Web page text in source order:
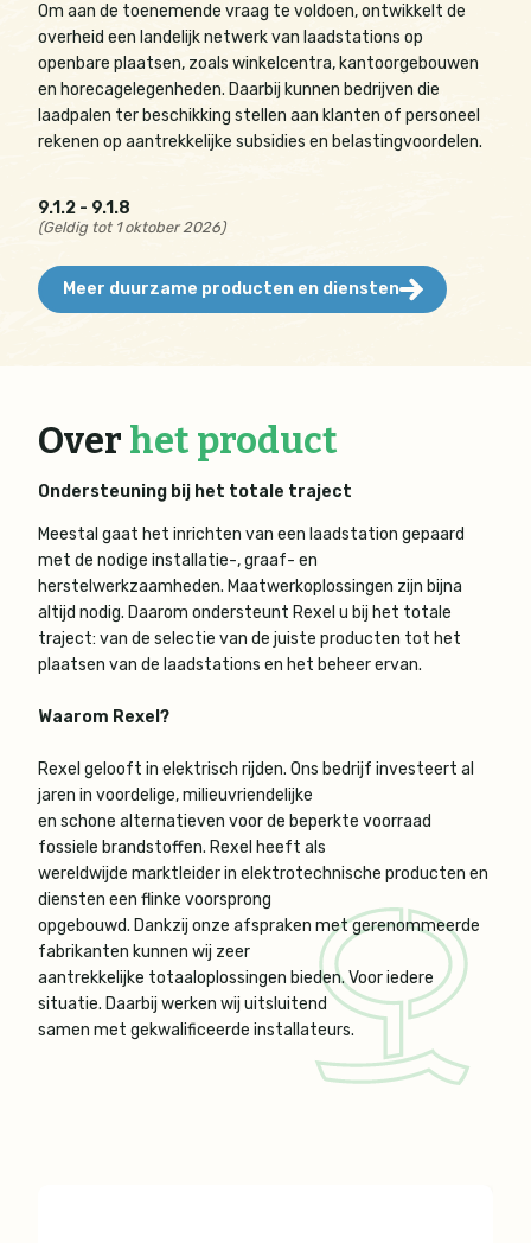
Om aan de toenemende vraag te voldoen, ontwikkelt de
overheid een landelijk netwerk van laadstations op
openbare plaatsen, zoals winkelcentra, kantoorgebouwen
en horecagelegenheden. Daarbij kunnen bedrijven die
laadpalen ter beschikking stellen aan klanten of personeel
rekenen op aantrekkelijke subsidies en belastingvoordelen.
9.1.2 - 9.1.8
(Geldig tot 1 oktober 2026)
Meer duurzame producten en diensten
Over het product
Ondersteuning bij het totale traject
Meestal gaat het inrichten van een laadstation gepaard
met de nodige installatie-, graaf- en
herstelwerkzaamheden. Maatwerkoplossingen zijn bijna
altijd nodig. Daarom ondersteunt Rexel u bij het totale
traject: van de selectie van de juiste producten tot het
plaatsen van de laadstations en het beheer ervan.
Waarom Rexel?
Rexel gelooft in elektrisch rijden. Ons bedrijf investeert al
jaren in voordelige, milieuvriendelijke
en schone alternatieven voor de beperkte voorraad
fossiele brandstoffen. Rexel heeft als
wereldwijde marktleider in elektrotechnische producten en
diensten een flinke voorsprong
opgebouwd. Dankzij onze afspraken met gerenommeerde
fabrikanten kunnen wij zeer
aantrekkelijke totaaloplossingen bieden. Voor iedere
situatie. Daarbij werken wij uitsluitend
samen met gekwalificeerde installateurs.